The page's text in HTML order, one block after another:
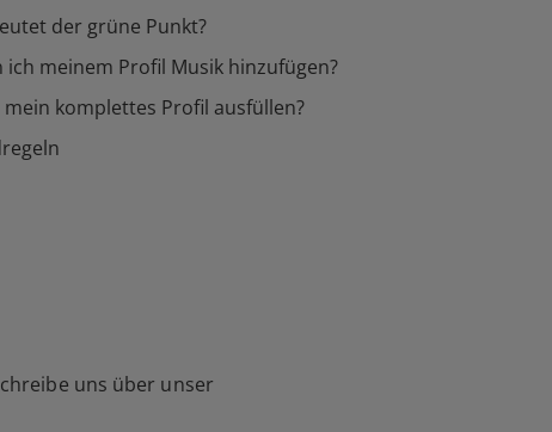
der grüne Punkt?
ich meinem Profil Musik hinzufügen?
mein komplettes Profil ausfüllen?
uns über unser